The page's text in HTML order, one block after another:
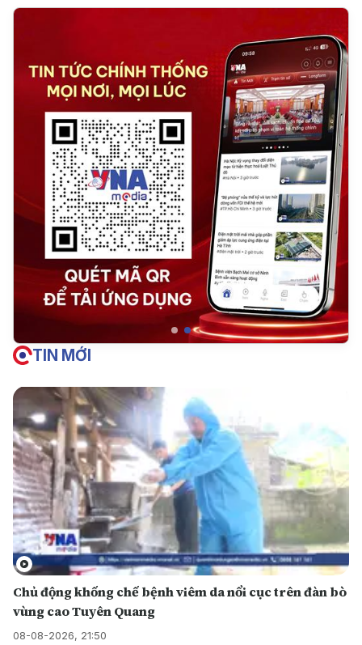
TIN MỚI
Chủ động khống chế bệnh viêm da nổi cục trên đàn bò
vùng cao Tuyên Quang
08-08-2026, 21:50